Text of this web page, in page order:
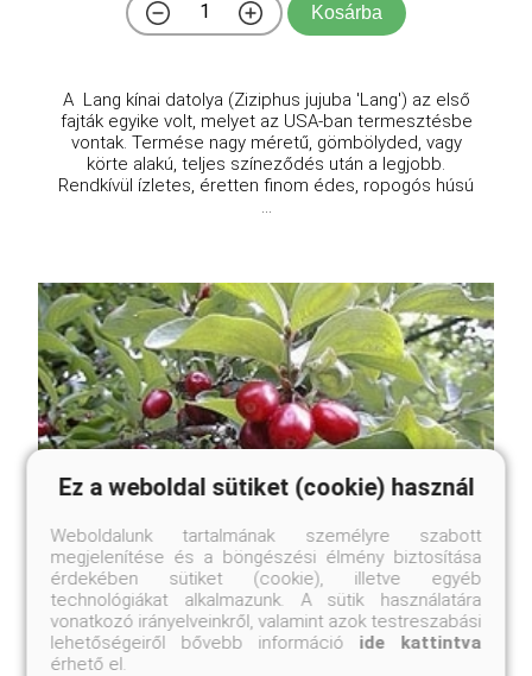
Kosárba
A Lang kínai datolya (Ziziphus jujuba 'Lang') az első
fajták egyike volt, melyet az USA-ban termesztésbe
vontak. Termése nagy méretű, gömbölyded, vagy
körte alakú, teljes színeződés után a legjobb.
Rendkívül ízletes, éretten finom édes, ropogós húsú
...
Ez a weboldal sütiket (cookie) használ
Weboldalunk tartalmának személyre szabott
megjelenítése és a böngészési élmény biztosítása
érdekében sütiket (cookie), illetve egyéb
technológiákat alkalmazunk. A sütik használatára
vonatkozó irányelveinkről, valamint azok testreszabási
lehetőségeiről bővebb információ ide kattintva
érhető el.